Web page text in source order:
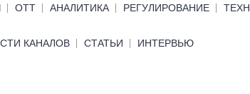
ОТТ АНАЛИТИКА РЕГУЛИРОВАНИЕ
КАНАЛОВ СТАТЬИ ИНТЕРВЬЮ